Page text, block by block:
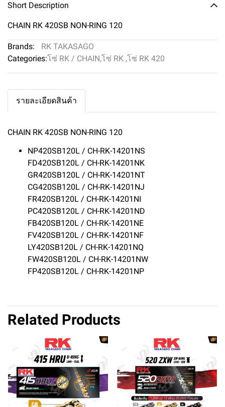
Short Description
CHAIN RK 420SB NON-RING 120
Brands:
RK TAKASAGO
Categories:โซ่ RK / CHAIN,โซ่ RK ,โซ่ RK 420
รายละเอียดสินค้า
CHAIN RK 420SB NON-RING 120
NP420SB120L / CH-RK-14201NS
FD420SB120L / CH-RK-14201NK
GR420SB120L / CH-RK-14201NT
CG420SB120L / CH-RK-14201NJ
FR420SB120L / CH-RK-14201NI
PC420SB120L / CH-RK-14201ND
FB420SB120L / CH-RK-14201NE
FV420SB120L / CH-RK-14201NF
LY420SB120L / CH-RK-14201NQ
FW420SB120L / CH-RK-14201NW
FP420SB120L / CH-RK-14201NP
Related Products